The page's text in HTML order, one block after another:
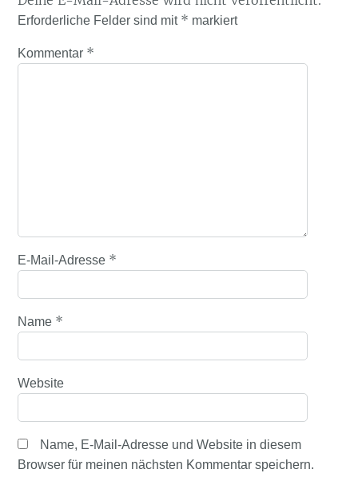
Erforderliche Felder sind mit * markiert
Kommentar *
E-Mail-Adresse *
Name *
Website
Name, E-Mail-Adresse und Website in diesem
Browser für meinen nächsten Kommentar speichern.